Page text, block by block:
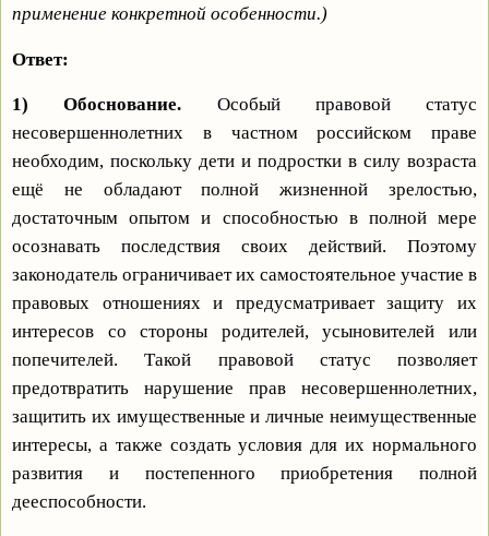
применение конкретной особенности.)
Ответ:
1) Обоснование. Особый правовой статус
несовершеннолетних в частном российском праве
необходим, поскольку дети и подростки в силу возраста
ещё не обладают полной жизненной зрелостью,
достаточным опытом и способностью в полной мере
осознавать последствия своих действий. Поэтому
законодатель ограничивает их самостоятельное участие в
правовых отношениях и предусматривает защиту их
интересов со стороны родителей, усыновителей или
попечителей. Такой правовой статус позволяет
предотвратить нарушение прав несовершеннолетних,
защитить их имущественные и личные неимущественные
интересы, а также создать условия для их нормального
развития и постепенного приобретения полной
дееспособности.